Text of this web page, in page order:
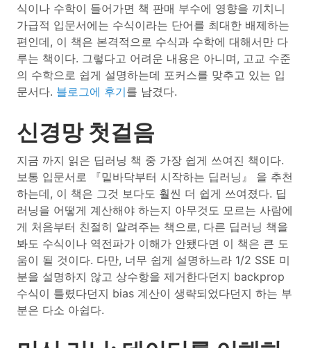
식이나 수학이 들어가면 책 판매 부수에 영향을 끼치니
가급적 입문서에는 수식이라는 단어를 최대한 배제하는
편인데, 이 책은 본격적으로 수식과 수학에 대해서만 다
루는 책이다. 그렇다고 어려운 내용은 아니며, 고교 수준
의 수학으로 쉽게 설명하는데 포커스를 맞추고 있는 입
문서다. 블로그에 후기를 남겼다.
신경망 첫걸음
지금 까지 읽은 딥러닝 책 중 가장 쉽게 쓰여진 책이다.
보통 입문서로 『밑바닥부터 시작하는 딥러닝』 을 추천
하는데, 이 책은 그것 보다도 훨씬 더 쉽게 쓰여졌다. 딥
러닝을 어떻게 계산해야 하는지 아무것도 모르는 사람에
게 처음부터 친절히 알려주는 책으로, 다른 딥러닝 책을
봐도 수식이나 역전파가 이해가 안됐다면 이 책은 큰 도
움이 될 것이다. 다만, 너무 쉽게 설명하느라 1/2 SSE 미
분을 설명하지 않고 상수항을 제거한다던지 backprop
수식이 틀렸다던지 bias 계산이 생략되었다던지 하는 부
분은 다소 아쉽다.